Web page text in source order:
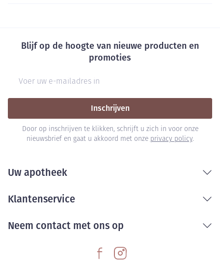
Blijf op de hoogte van nieuwe producten en
promoties
Inschrijven
Door op inschrijven te klikken, schrijft u zich in voor onze
nieuwsbrief en gaat u akkoord met onze privacy policy.
Uw apotheek
Klantenservice
Neem contact met ons op